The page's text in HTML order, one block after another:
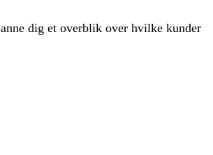
dig et overblik over hvilke kunder